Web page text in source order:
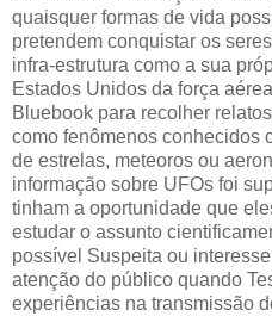
quaisquer formas de vida
pretendem conquistar os
infra-estrutura como a sua
Estados Unidos da força
Bluebook para recolher
como fenômenos conhecidos
de estrelas, meteoros ou
informação sobre UFOs foi
tinham a oportunidade que
estudar o assunto
possível Suspeita ou
atenção do público quando
experiências na transmissão